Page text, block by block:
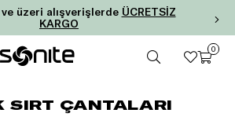
üzeri alışverişlerde ÜCRETSİZ
KARGO
0
SIRT ÇANTALARI